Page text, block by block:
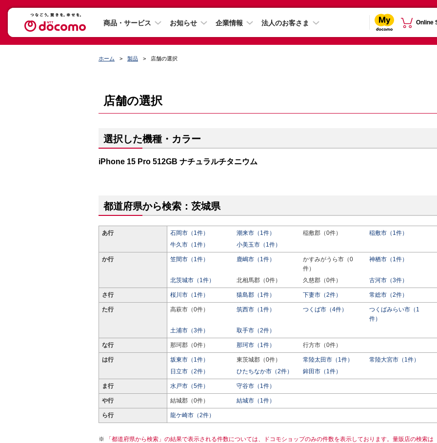
商品・サービス お知らせ 企業情報 法人のお客さま Online
ホーム 製品 店舗の選択
店舗の選択
選択した機種・カラー
iPhone 15 Pro 512GB ナチュラルチタニウム
都道府県から検索：茨城県
あ行 石岡市（1件） 潮来市（1件） 稲敷郡（0件）
稲敷市（1件）
牛久市（1件）
小美玉市（1件）
か行 笠間市（1件） 鹿嶋市（1件）
かすみがうら市（0
件）
神栖市（1件）
北茨城市（1件） 北相馬郡（0件） 久慈郡（0件） 古河市（3件）
さ行 桜川市（1件） 猿島郡（1件） 下妻市（2件） 常総市（2件）
た行 高萩市（0件） 筑西市（1件） つくば市（4件）
つくばみらい市（1
件）
土浦市（3件）
取手市（2件）
な行 那珂郡（0件） 那珂市（1件） 行方市（0件）
は行 坂東市（1件） 東茨城郡（0件） 常陸太田市（1件）
常陸大宮市（1件）
日立市（2件）
ひたちなか市（2件） 鉾田市（1件）
ま行 水戸市（5件） 守谷市（1件）
や行 結城郡（0件） 結城市（1件）
ら行 龍ケ崎市（2件）
「都道府県から検索」の結果で表示される件数については、ドコモショップのみの件数を表示しております。量販店の検索は